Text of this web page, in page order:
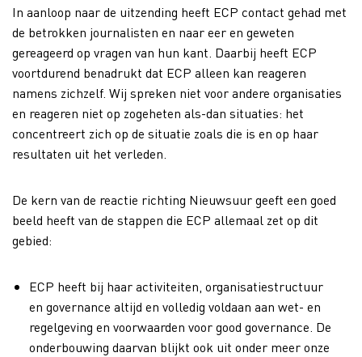
In aanloop naar de uitzending heeft ECP contact gehad met
de betrokken journalisten en naar eer en geweten
gereageerd op vragen van hun kant. Daarbij heeft ECP
voortdurend benadrukt dat ECP alleen kan reageren
namens zichzelf. Wij spreken niet voor andere organisaties
en reageren niet op zogeheten als-dan situaties: het
concentreert zich op de situatie zoals die is en op haar
resultaten uit het verleden.
De kern van de reactie richting Nieuwsuur geeft een goed
beeld heeft van de stappen die ECP allemaal zet op dit
gebied:
ECP heeft bij haar activiteiten, organisatiestructuur
en governance altijd en volledig voldaan aan wet- en
regelgeving en voorwaarden voor good governance. De
onderbouwing daarvan blijkt ook uit onder meer onze